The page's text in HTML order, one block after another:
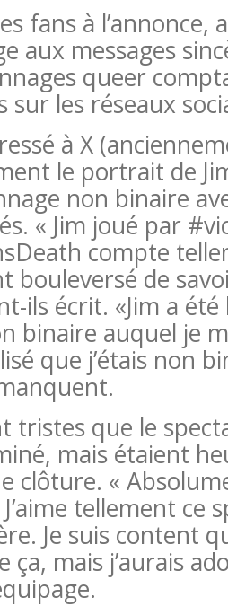
fans à l’annonce,
aux messages
queer
sur les réseaux
à X
le portrait de
non binaire
« Jim joué par
compte
bouleversé de
ils écrit. «Jim a
binaire auquel je
que j’étais non
tristes que le
mais étaient
clôture. «
tellement ce
Je suis content
ça, mais j’aurais